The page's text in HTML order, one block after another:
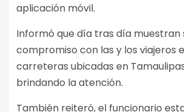
aplicación móvil.
Informó que día tras día muestran
compromiso con las y los viajeros
carreteras ubicadas en
brindando la atención.
También reiteró, el funcionario